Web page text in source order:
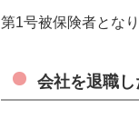
第1号被保険者とな
会社を退職し